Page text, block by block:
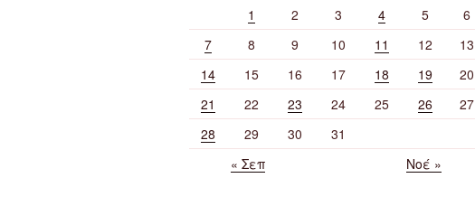
1
2 3 4 5
6
7
8 9 10 11 12
13
14
15 16 17 18 19
20
21
22 23 24 25 26
27
28
29 30
31
« Σεπ
Νοέ »